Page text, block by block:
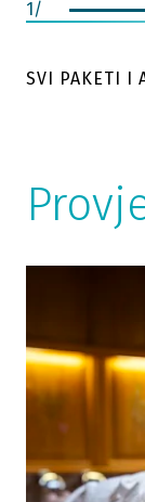
1/
SVI PAKETI I